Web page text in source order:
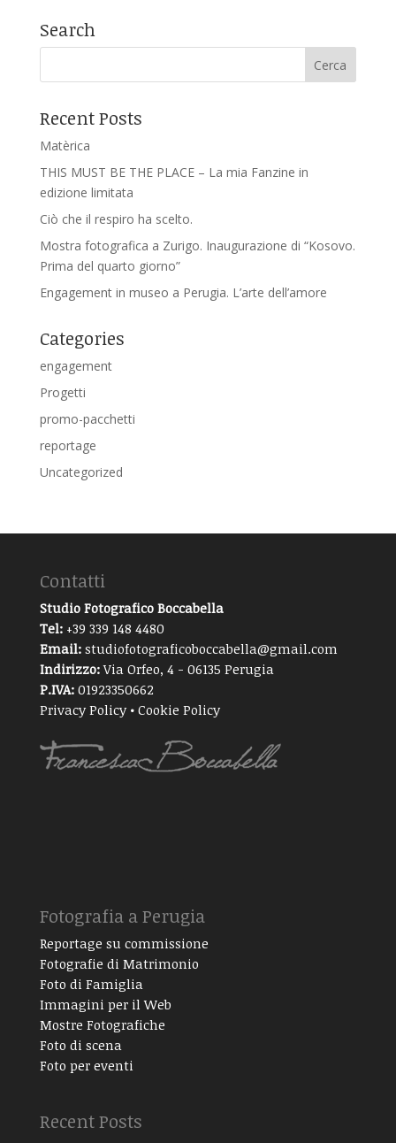
Search
Recent Posts
Matèrica
THIS MUST BE THE PLACE – La mia Fanzine in
edizione limitata
Ciò che il respiro ha scelto.
Mostra fotografica a Zurigo. Inaugurazione di “Kosovo.
Prima del quarto giorno”
Engagement in museo a Perugia. L’arte dell’amore
Categories
engagement
Progetti
promo-pacchetti
reportage
Uncategorized
Contatti
Studio Fotografico Boccabella
Tel:+39 339 148 4480
Email: studiofotograficoboccabella@gmail.com
Indirizzo: Via Orfeo, 4 - 06135 Perugia
P.IVA: 01923350662
Privacy Policy• Cookie Policy
Fotografia a Perugia
Reportage su commissione
Fotografie di Matrimonio
Foto di Famiglia
Immagini per il Web
Mostre Fotografiche
Foto di scena
Foto per eventi
Recent Posts